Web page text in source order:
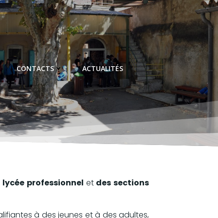
CONTACTS ACTUALITÉS
lycée professionnel etdes sections
à des jeunes et à des adultes,